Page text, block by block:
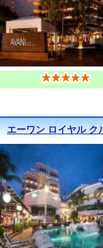
エーワン ロイヤル ク